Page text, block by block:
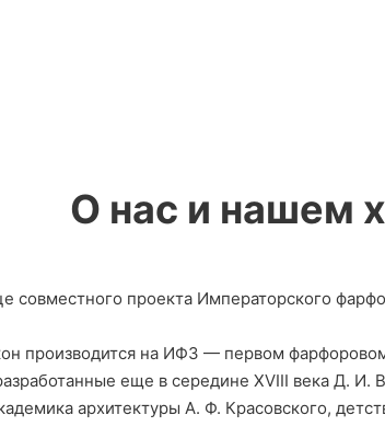
О нас и нашем
совместного проекта Императорского
производится на ИФЗ — первом
еще в середине ХVIII века Д.
архитектуры А. Ф. Красовского,